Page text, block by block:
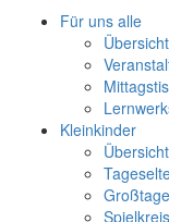
Für uns alle
Kleinkinder
Spielkreis